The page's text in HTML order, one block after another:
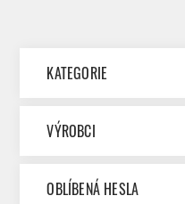
KATEGORIE
VÝROBCI
OBLÍBENÁ HESLA